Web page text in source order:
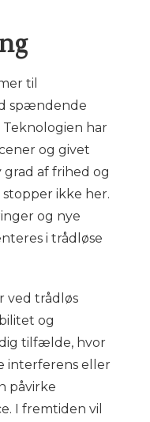
til
spændende
har
og givet
af frihed og
ikke her.
og nye
i trådløse
ved trådløs
og
tilfælde, hvor
interferens eller
påvirke
I fremtiden vil